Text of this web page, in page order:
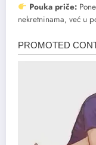
Pouka priče:
nekretninama, već u